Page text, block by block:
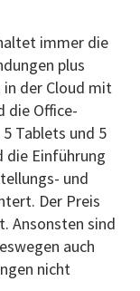
immer die
plus
in der Cloud mit
die Office-
5 Tablets und 5
die Einführung
und
Der Preis
Ansonsten sind
auch
nicht